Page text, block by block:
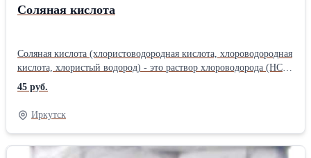
Соляная кислота
Соляная кислота (хлористоводородная кислота, хлороводородная
кислота, хлористый водород) - это раствор хлороводорода (НСl)
в воде. Представляет собой бесцветную жидкость с резким
запахом. Применение: - в нефтедобывающей промышленности
для кислотной обработки скважин с целью улучшения
сообщаемости скважин с пластом;применение кислоты соляной;
- при химической очистке котлов и аппаратов от неорганических
отложений. Например, в смеси с ПАВ используется для очистки
45 руб.
Иркутск